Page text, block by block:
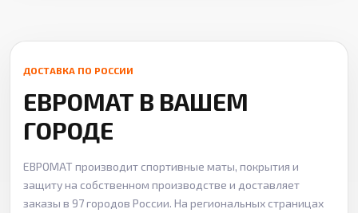
ДОСТАВКА ПО РОССИИ
ЕВРОМАТ В ВАШЕМ
ГОРОДЕ
ЕВРОМАТ производит спортивные маты, покрытия и
защиту на собственном производстве и доставляет
заказы в 97 городов России. На региональных страницах